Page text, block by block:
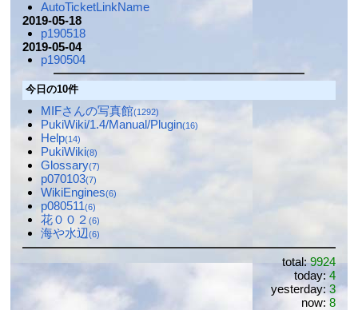
AutoTicketLinkName
2019-05-18
p190518
2019-05-04
p190504
今日の10件
MIFさんの写真館(1292)
PukiWiki/1.4/Manual/Plugin(16)
Help(14)
PukiWiki(8)
Glossary(7)
p070103(7)
WikiEngines(6)
p080511(6)
花００２ (6)
海や水辺(6)
total:9924
today:4
yesterday:3
now:8